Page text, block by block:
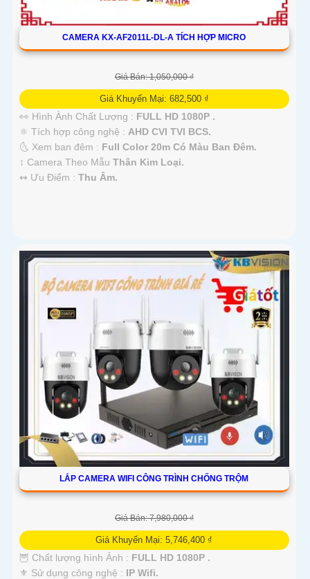
CAMERA KX-AF2011L-DL-A TÍCH HỢP MICRO
Giá Bán: 1,050,000 ₫
Giá Khuyến Mại: 682,500 ₫
👀 Hình Ành Chất Lượng : FULL HD 1080P .
⚛️ Tích hợp công nghệ : AHD CVI TVI BCS.
🌜 Xem ban đêm : Full Color 20m Có Màu Ban Đêm.
↕️ Camera Theo Mẫu Thân Kim Loại.
️↭ Ưu Điểm : Thu Âm.
LẮP CAMERA WIFI CÔNG TRÌNH CHỐNG TRỘM
Giá Bán: 7,980,000 ₫
Giá Khuyến Mại: 5,746,400 ₫
🦉 Chất lượng hình Ảnh : FULL HD 1080P .
⚜️ Sử dụng công nghệ : IP Wifi.